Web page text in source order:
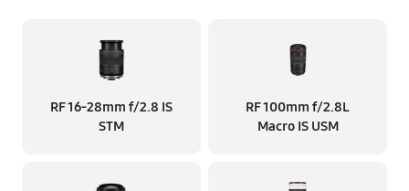
RF 16‑28mm f/2.8 IS
STM
RF 100mm f/2.8L
Macro IS USM